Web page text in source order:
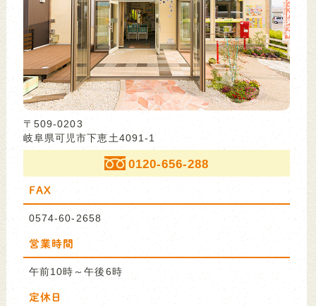
〒509-0203
岐阜県可児市下恵土4091-1
0120-656-288
FAX
0574-60-2658
営業時間
午前10時～午後6時
定休日